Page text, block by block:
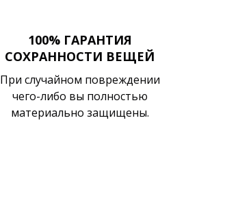
100% ГАРАНТИЯ
СОХРАННОСТИ ВЕЩЕЙ
При случайном повреждении
чего-либо вы полностью
материально защищены.